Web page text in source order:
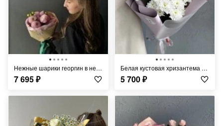
Нежные шарики георгин в нейтральной упаковке FT923
7 695₽
Белая кустовая хризантема FT329
5 700₽